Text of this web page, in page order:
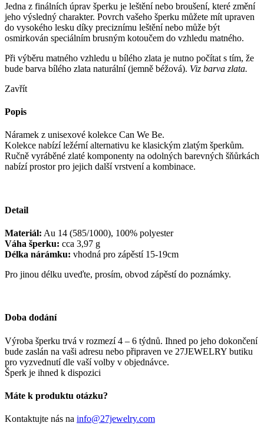
Jedna z finálních úprav šperku je leštění nebo broušení, které změní
jeho výsledný charakter. Povrch vašeho šperku můžete mít upraven
do vysokého lesku díky preciznímu leštění nebo může být
osmirkován speciálním brusným kotoučem do vzhledu matného.
Při výběru matného vzhledu u bílého zlata je nutno počítat s tím, že
bude barva bílého zlata naturální (jemně béžová). Viz barva zlata.
Zavřít
Popis
Náramek z unisexové kolekce Can We Be.
Kolekce nabízí ležérní alternativu ke klasickým zlatým šperkům.
Ručně vyráběné zlaté komponenty na odolných barevných šňůrkách
nabízí prostor pro jejich další vrstvení a kombinace.
Detail
Materiál: Au 14 (585/1000), 100% polyester
Váha šperku: cca 3,97 g
Délka nárámku: vhodná pro zápěstí 15-19cm
Pro jinou délku uveďte, prosím, obvod zápěstí do poznámky.
Doba dodání
Výroba šperku trvá v rozmezí 4 – 6 týdnů. Ihned po jeho dokončení
bude zaslán na vaši adresu nebo připraven ve 27JEWELRY butiku
pro vyzvednutí dle vaší volby v objednávce.
Šperk je ihned k dispozici
Máte k produktu otázku?
Kontaktujte nás na info@27jewelry.com